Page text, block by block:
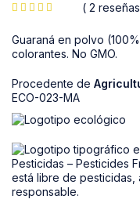
2 reseñas
Guaraná en polvo
colorantes. No GMO.
Procedente de
ECO-023-MA